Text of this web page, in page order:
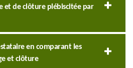
et de clôture plébiscitée par
en comparant les
et clôture